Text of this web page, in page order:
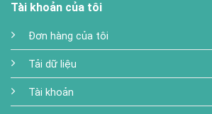
Tài khoản của tôi
Đơn hàng của tôi
Tải dữ liệu
Tài khoản